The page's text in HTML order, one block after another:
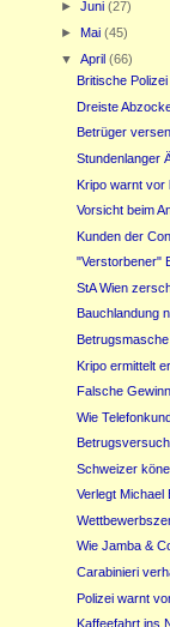
► Juni (27)
► Mai (45)
▼ April (66)
Britische
Dreiste
Betrüger
Stundenlanger
Kripo warnt vor
Vorsicht beim
Kunden der
"Verstorbener"
StA Wien
Bauchlandung
Kripo ermittelt
Falsche
Wie
Schweizer
Verlegt Michael
Wie Jamba &
Carabinieri
Polizei warnt
Kaffeefahrt ins